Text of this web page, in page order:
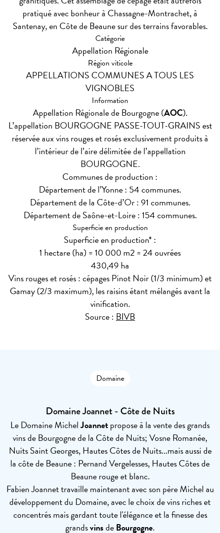
pratiqué avec bonheur à Chassagne-Montrachet, à
Santenay, en Côte de Beaune sur des terrains favorables.
Catégorie
Appellation Régionale
Région viticole
APPELLATIONS COMMUNES A TOUS LES
VIGNOBLES
Information
Appellation Régionale de Bourgogne (AOC).
L’appellation BOURGOGNE PASSE-TOUT-GRAINS est
réservée aux vins rouges et rosés exclusivement produits à
l’intérieur de l’aire délimitée de l’appellation
BOURGOGNE.
Communes de production :
Département de l’Yonne : 54 communes.
Département de la Côte-d’Or : 91 communes.
Département de Saône-et-Loire : 154 communes.
Superficie en production
Superficie en production* :
1 hectare (ha) = 10 000 m2 = 24 ouvrées
430,49 ha
Vins rouges et rosés : cépages Pinot Noir (1/3 minimum) et
Gamay (2/3 maximum), les raisins étant mélangés avant la
vinification.
Source :BIVB
Domaine
Domaine Joannet - Côte de Nuits
Le Domaine MichelJoannetpropose à la vente des grands
vins de Bourgogne de la Côte de Nuits; Vosne Romanée,
Nuits Saint Georges, Hautes Côtes de Nuits...mais aussi de
la côte de Beaune : Pernand Vergelesses, Hautes Côtes de
Beaune rouge et blanc.
Fabien Joannet travaille maintenant avec son père Michel au
développement du Domaine, avec le choix de vins riches et
concentrés mais gardant toute l'élégance et la finesse des
grandsvinsdeBourgogne.